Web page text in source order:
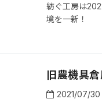
紡ぐ工房は
境を一新！
旧農機具
2021/07/30